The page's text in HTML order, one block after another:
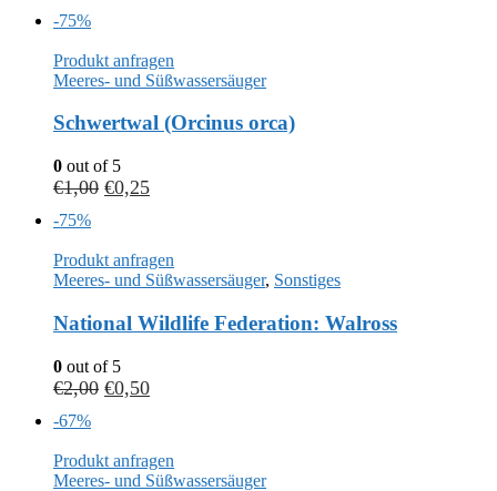
-75%
Produkt anfragen
Meeres- und Süßwassersäuger
Schwertwal (Orcinus orca)
0 out of 5
€1,00 €0,25
-75%
Produkt anfragen
Meeres- und Süßwassersäuger, Sonstiges
National Wildlife Federation: Walross
0 out of 5
€2,00 €0,50
-67%
Produkt anfragen
Meeres- und Süßwassersäuger